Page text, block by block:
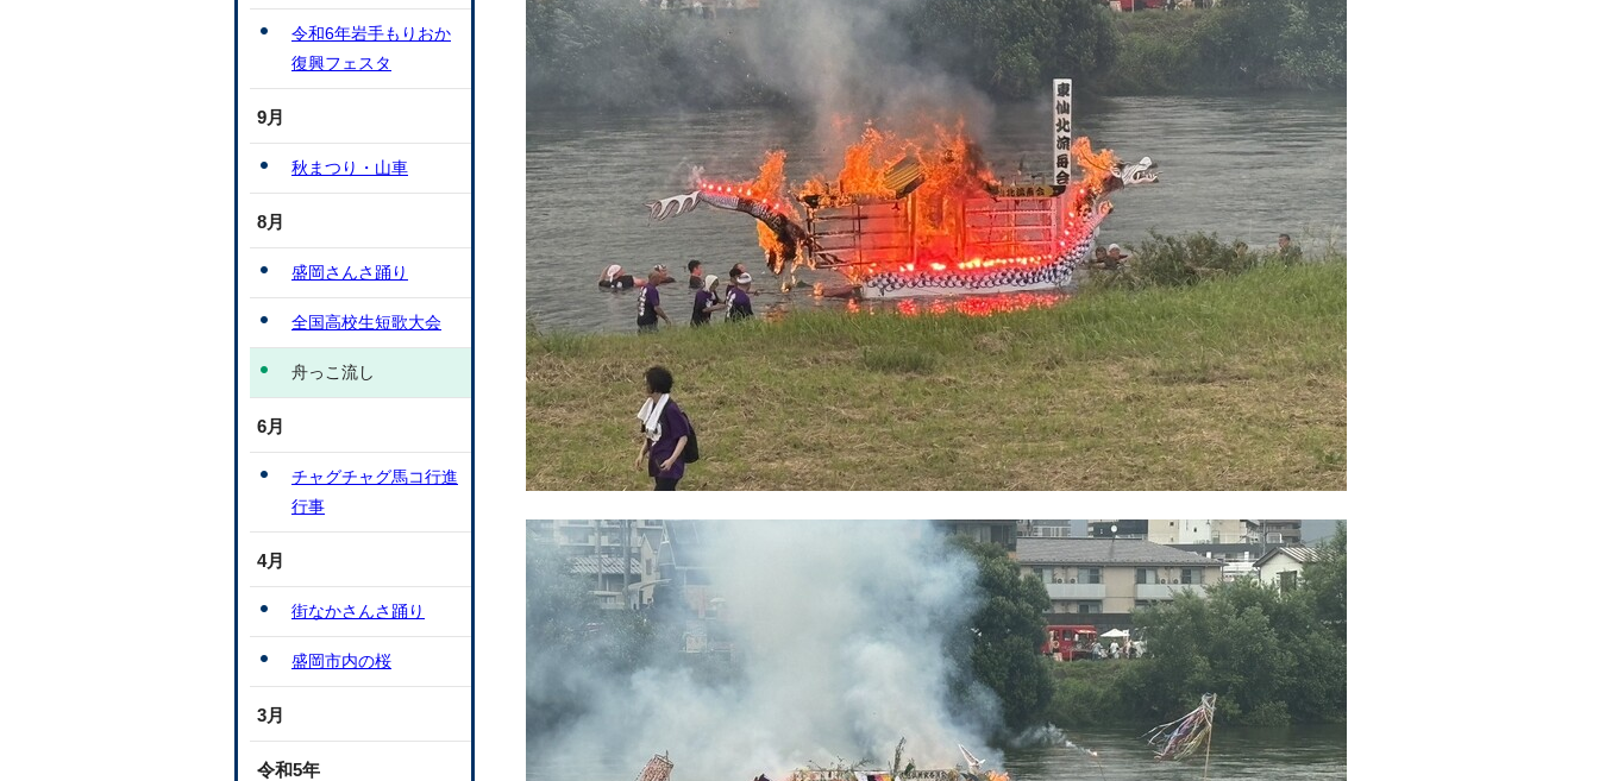
令和6年岩手もりおか
復興フェスタ
9月
秋まつり・山車
8月
盛岡さんさ踊り
全国高校生短歌大会
舟っこ流し
6月
チャグチャグ馬コ行進
行事
4月
街なかさんさ踊り
盛岡市内の桜
3月
令和5年